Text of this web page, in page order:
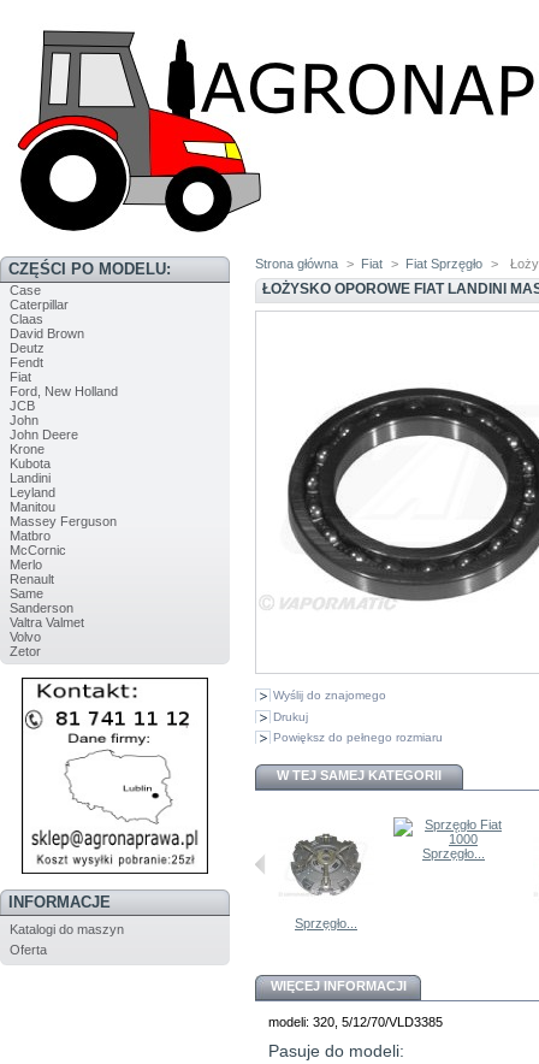
CZĘŚCI PO MODELU:
Case
Caterpillar
Claas
David Brown
Deutz
Fendt
Fiat
Ford, New Holland
JCB
John
John Deere
Krone
Kubota
Landini
Leyland
Manitou
Massey Ferguson
Matbro
McCornic
Merlo
Renault
Same
Sanderson
Valtra Valmet
Volvo
Zetor
INFORMACJE
Katalogi do maszyn
Oferta
Strona główna > Fiat > Fiat Sprzęgło >
ŁOŻYSKO OPOROWE FIAT LANDINI
Wyślij do znajomego
Drukuj
Powiększ do pełnego rozmiaru
W TEJ SAMEJ KATEGORII
599930... Sprzęgło...
Sprzęgło...
WIĘCEJ INFORMACJI
modeli: 320, 5/12/70/VLD3385
Pasuje do modeli: